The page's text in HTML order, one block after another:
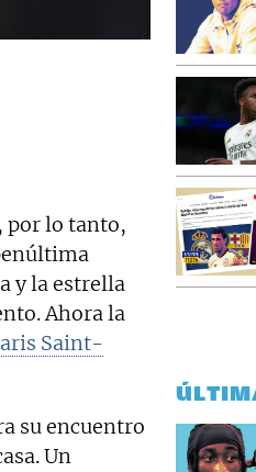
por lo tanto,
y la estrella
Ahora la
Saint-
su encuentro
Un